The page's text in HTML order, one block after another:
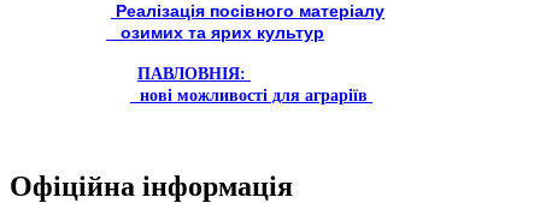
Реалізація посівного матеріалу
озимих та ярих культур
ПАВЛОВНІЯ:
нові можливості для аграріїв
Офіційна інформація